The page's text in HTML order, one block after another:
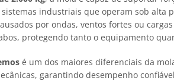
industriais que operam sob alta
por ondas, ventos fortes ou
protegendo tanto o equipamento
é um dos maiores diferenciais da
garantindo desempenho